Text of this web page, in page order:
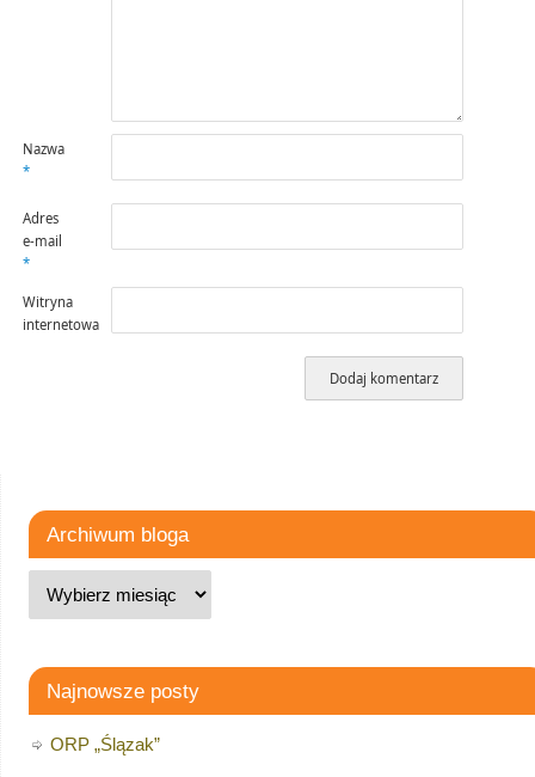
Nazwa
*
Adres
e-mail
*
Witryna
internetowa
Archiwum bloga
Najnowsze posty
ORP „Ślązak”